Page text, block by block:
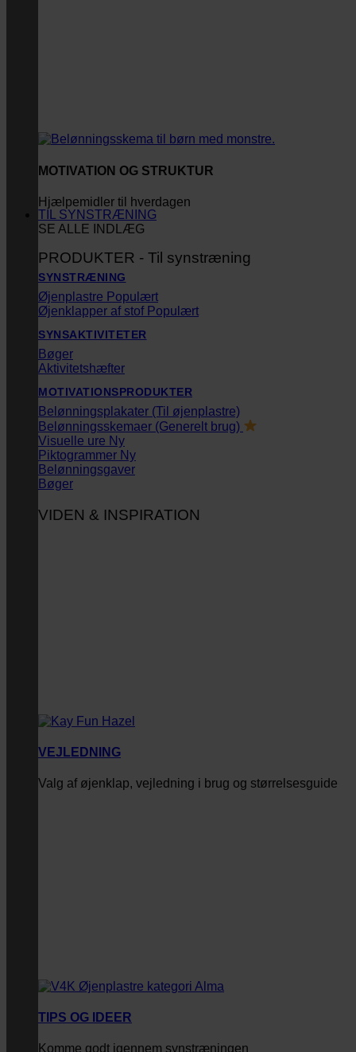
MOTIVATION OG STRUKTUR
Hjælpemidler til hverdagen
SE ALLE INDLÆG
TIL SYNSTRÆNING
PRODUKTER - Til synstræning
SYNSTRÆNING
Øjenplastre
Øjenklapper af stof
SYNSAKTIVITETER
Bøger
Aktivitetshæfter
MOTIVATIONSPRODUKTER
Belønningsplakater (Til øjenplastre)
Belønningsskemaer (Generelt brug)
Visuelle ure
Piktogrammer
Belønningsgaver
Bøger
VIDEN & INSPIRATION
VEJLEDNING
Valg af øjenklap, vejledning i brug og størrelsesguide
TIPS OG IDEER
Komme godt igennem synstræningen